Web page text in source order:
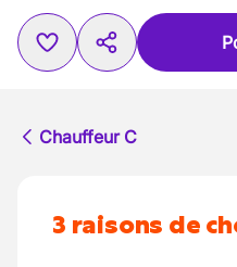
Chauffeur C
3 raisons de